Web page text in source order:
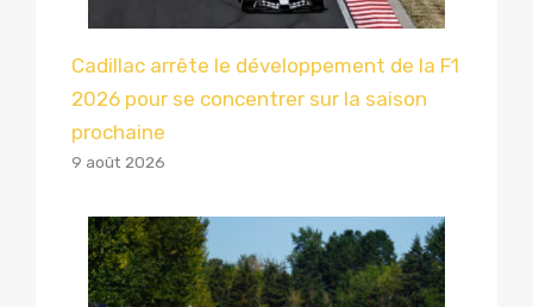
Cadillac arrête le développement de la F1
2026 pour se concentrer sur la saison
prochaine
9 août 2026